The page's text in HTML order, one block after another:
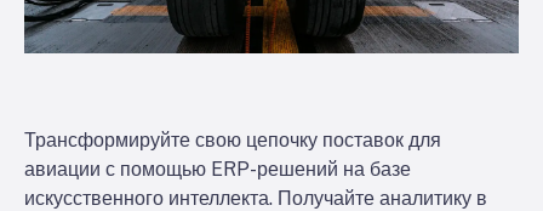
Трансформируйте свою цепочку поставок для
авиации с помощью ERP-решений на базе
искусственного интеллекта. Получайте аналитику в